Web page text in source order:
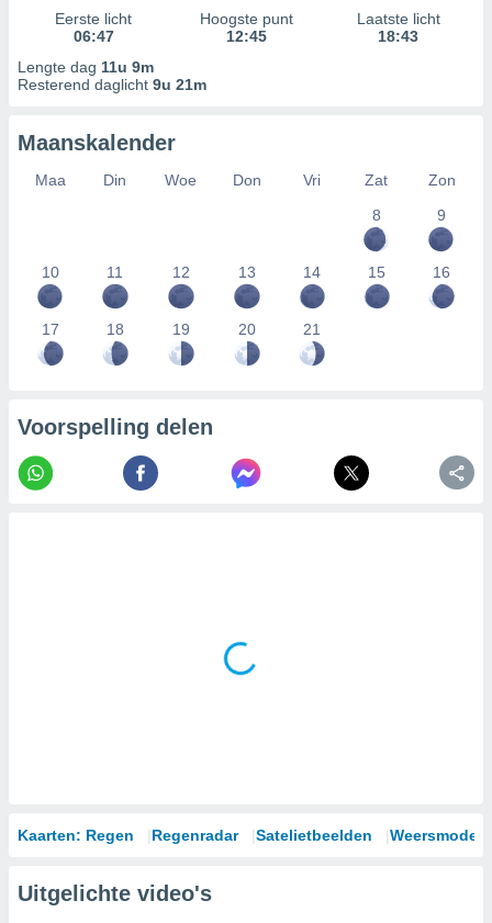
Eerste licht
06:47
Hoogste punt
12:45
Laatste licht
18:43
Lengte dag 11u 9m
Resterend daglicht 9u 21m
Maanskalender
Maa Din Woe Don Vri Zat
Zon
8
9
10 11 12 13 14 15 16
17 18 19 20 21
Voorspelling delen
Kaarten: Regen Regenradar Satelietbeelden
Uitgelichte video's